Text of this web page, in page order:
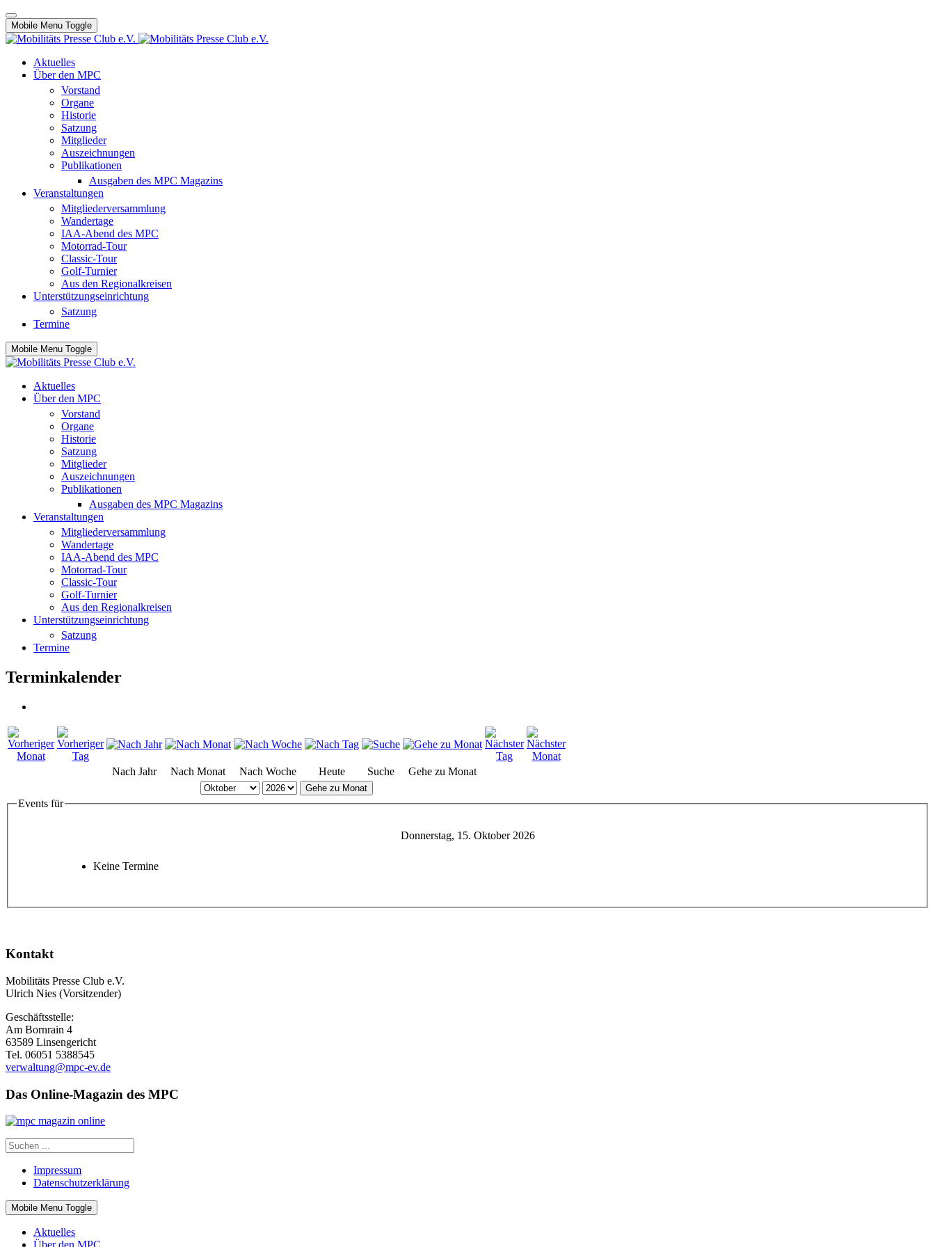
Mobile Menu Toggle
Aktuelles
Über den MPC
Vorstand
Organe
Historie
Satzung
Mitglieder
Auszeichnungen
Publikationen
Ausgaben des MPC Magazins
Veranstaltungen
Mitgliederversammlung
Wandertage
IAA-Abend des MPC
Motorrad-Tour
Classic-Tour
Golf-Turnier
Aus den Regionalkreisen
Unterstützungseinrichtung
Satzung
Termine
Mobile Menu Toggle
Aktuelles
Über den MPC
Vorstand
Organe
Historie
Satzung
Mitglieder
Auszeichnungen
Publikationen
Ausgaben des MPC Magazins
Veranstaltungen
Mitgliederversammlung
Wandertage
IAA-Abend des MPC
Motorrad-Tour
Classic-Tour
Golf-Turnier
Aus den Regionalkreisen
Unterstützungseinrichtung
Satzung
Termine
Terminkalender
Nach Jahr Nach Monat Nach Woche Heute Suche Gehe zu Monat
Gehe zu Monat
Events für
Donnerstag, 15. Oktober 2026
Keine Termine
Kontakt
Mobilitäts Presse Club e.V.
Ulrich Nies (Vorsitzender)
Geschäftsstelle:
Am Bornrain 4
63589 Linsengericht
Tel. 06051 5388545
verwaltung@mpc-ev.de
Das Online-Magazin des MPC
Impressum
Datenschutzerklärung
Mobile Menu Toggle
Aktuelles